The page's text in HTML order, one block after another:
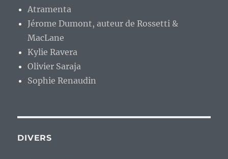
Atramenta
Jérome Dumont, auteur de Rossetti &
MacLane
Kylie Ravera
Olivier Saraja
Sophie Renaudin
DIVERS